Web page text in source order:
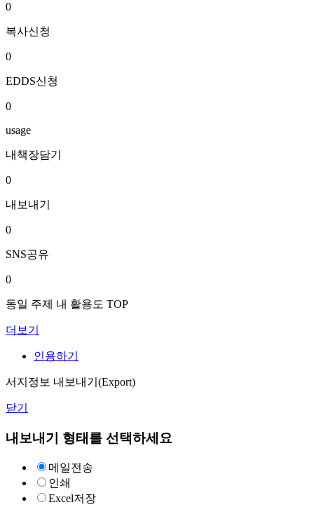
0
복사신청
0
EDDS신청
0
usage
내책장담기
0
내보내기
0
SNS공유
0
동일 주제 내 활용도 TOP
더보기
인용하기
서지정보 내보내기(Export)
닫기
내보내기 형태를 선택하세요
메일전송
인쇄
Excel저장